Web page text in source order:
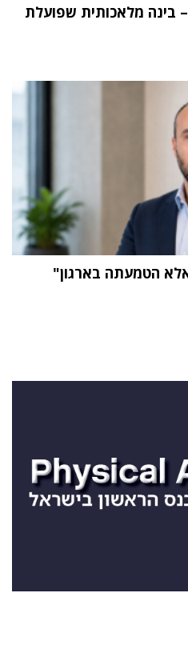
"העתיד הוא Physical AI – בינה מלאכותית שפועלת